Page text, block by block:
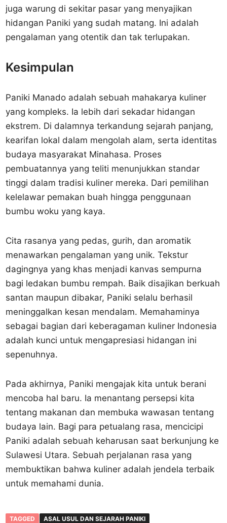
juga warung di sekitar pasar yang menyajikan
hidangan Paniki yang sudah matang. Ini adalah
pengalaman yang otentik dan tak terlupakan.
Kesimpulan
Paniki Manado adalah sebuah mahakarya kuliner
yang kompleks. Ia lebih dari sekadar hidangan
ekstrem. Di dalamnya terkandung sejarah panjang,
kearifan lokal dalam mengolah alam, serta identitas
budaya masyarakat Minahasa. Proses
pembuatannya yang teliti menunjukkan standar
tinggi dalam tradisi kuliner mereka. Dari pemilihan
kelelawar pemakan buah hingga penggunaan
bumbu woku yang kaya.
Cita rasanya yang pedas, gurih, dan aromatik
menawarkan pengalaman yang unik. Tekstur
dagingnya yang khas menjadi kanvas sempurna
bagi ledakan bumbu rempah. Baik disajikan berkuah
santan maupun dibakar, Paniki selalu berhasil
meninggalkan kesan mendalam. Memahaminya
sebagai bagian dari keberagaman kuliner Indonesia
adalah kunci untuk mengapresiasi hidangan ini
sepenuhnya.
Pada akhirnya, Paniki mengajak kita untuk berani
mencoba hal baru. Ia menantang persepsi kita
tentang makanan dan membuka wawasan tentang
budaya lain. Bagi para petualang rasa, mencicipi
Paniki adalah sebuah keharusan saat berkunjung ke
Sulawesi Utara. Sebuah perjalanan rasa yang
membuktikan bahwa kuliner adalah jendela terbaik
untuk memahami dunia.
TAGGED
ASAL USUL DAN SEJARAH PANIKI